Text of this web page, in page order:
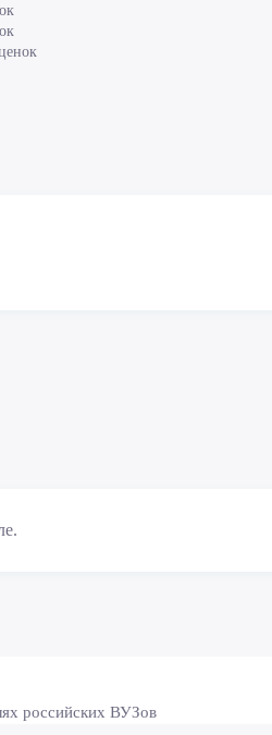
российских ВУЗов